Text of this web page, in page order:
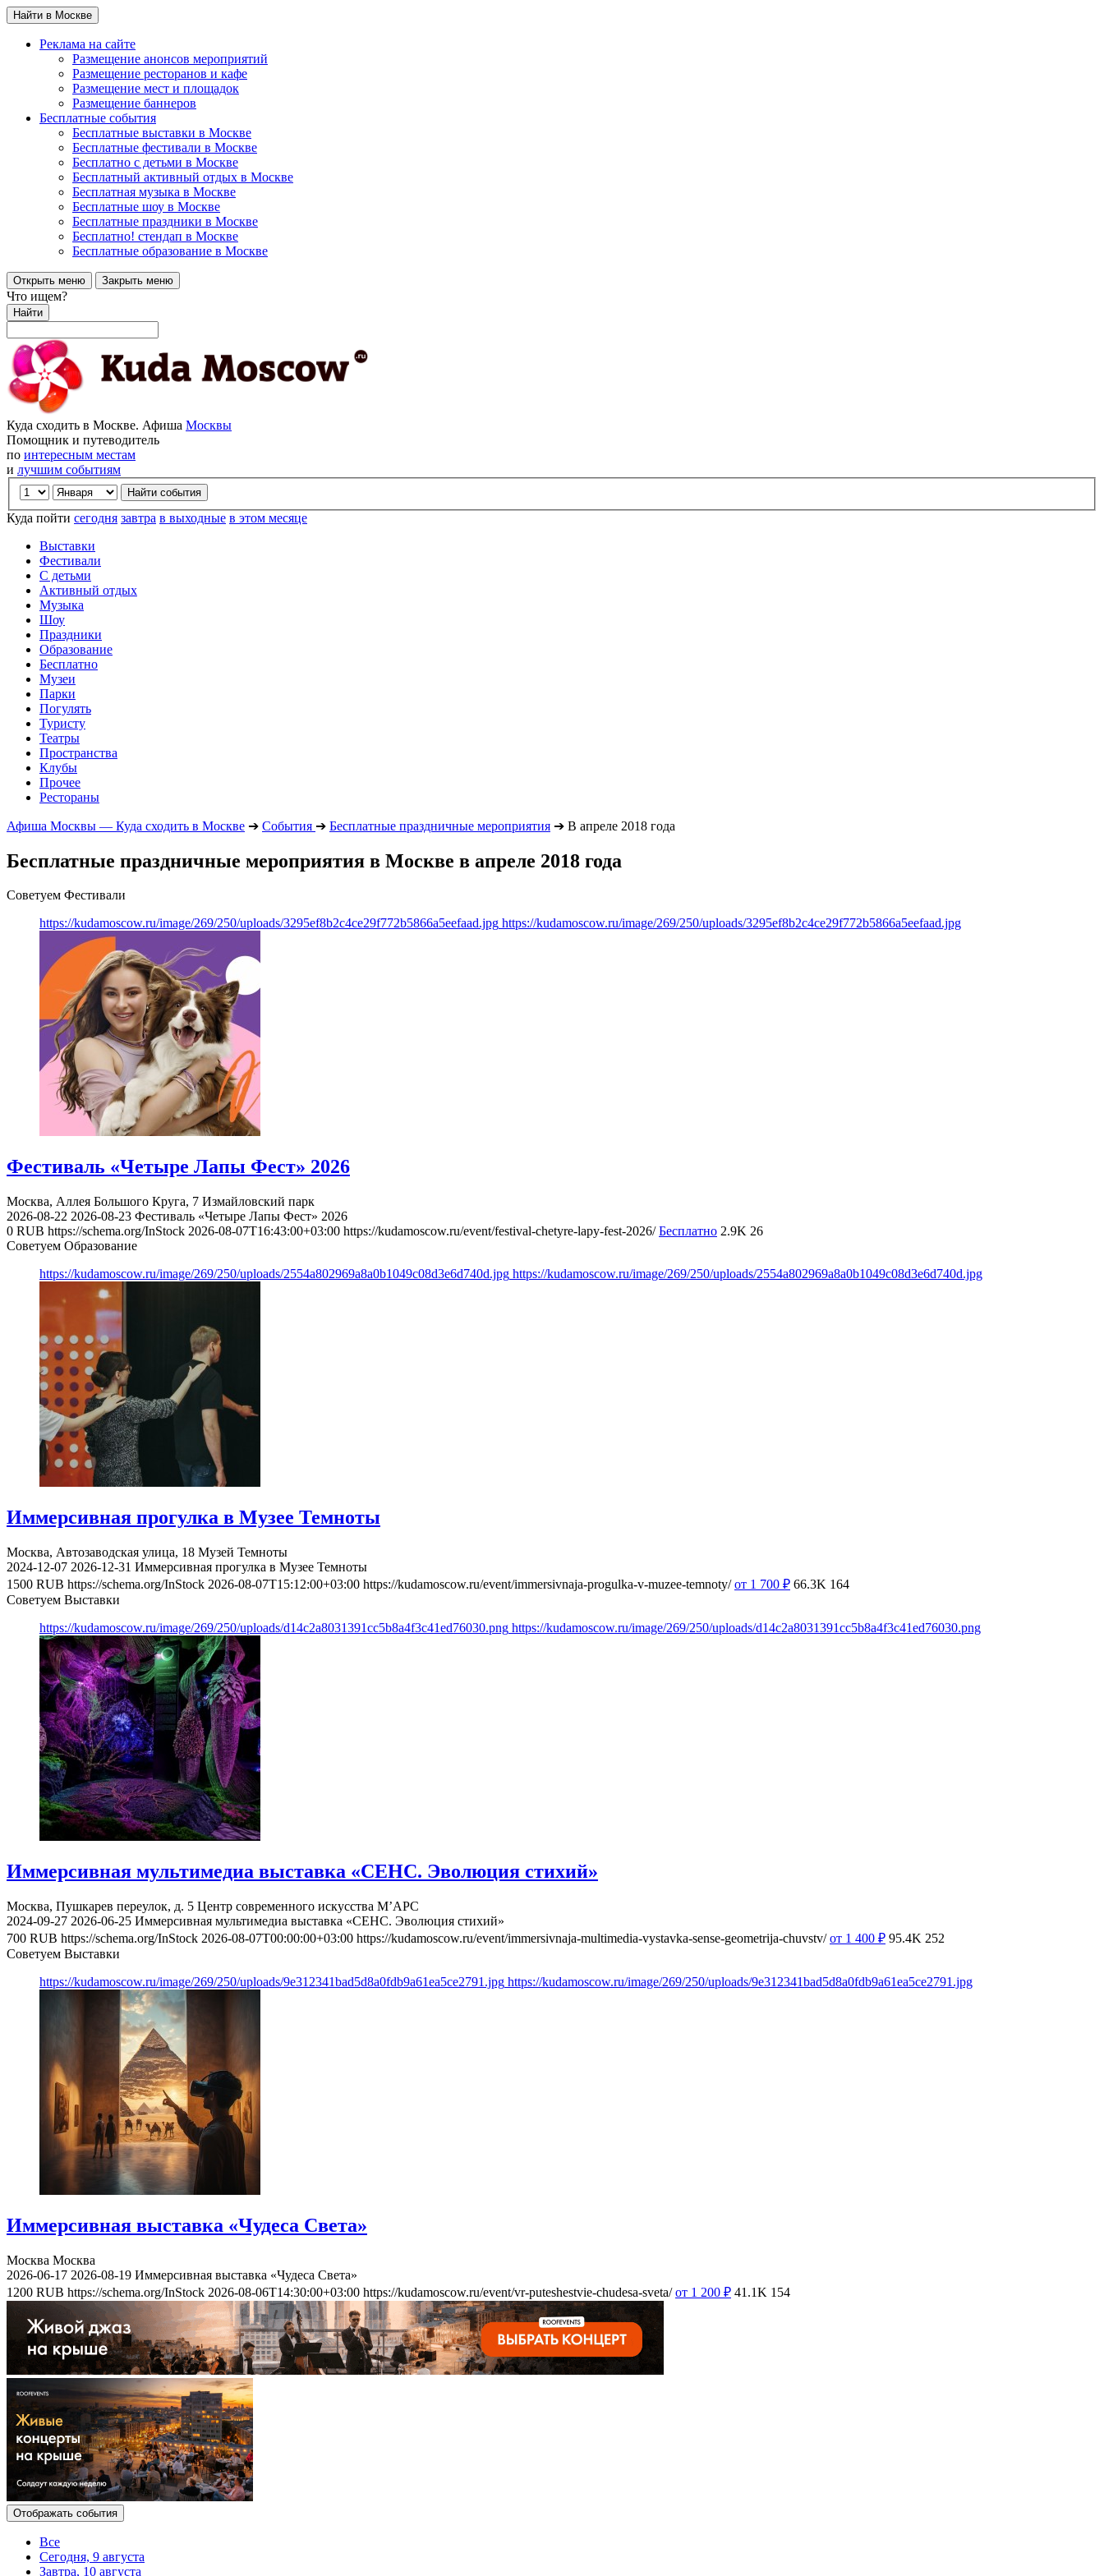
Найти в Москве
Реклама на сайте
Размещение анонсов мероприятий
Размещение ресторанов и кафе
Размещение мест и площадок
Размещение баннеров
Бесплатные события
Бесплатные выставки в Москве
Бесплатные фестивали в Москве
Бесплатно с детьми в Москве
Бесплатный активный отдых в Москве
Бесплатная музыка в Москве
Бесплатные шоу в Москве
Бесплатные праздники в Москве
Бесплатно! стендап в Москве
Бесплатные образование в Москве
Открыть меню Закрыть меню
Что ищем?
Найти
Куда сходить в Москве. Афиша Москвы
Помощник и путеводитель
по интересным местам
и лучшим событиям
Куда пойти сегодня завтра в выходные в этом месяце
Выставки
Фестивали
С детьми
Активный отдых
Музыка
Шоу
Праздники
Образование
Бесплатно
Музеи
Парки
Погулять
Туристу
Театры
Пространства
Клубы
Прочее
Рестораны
Афиша Москвы — Куда сходить в Москве ➔ События ➔ Бесплатные праздничные мероприятия ➔ В апреле 2018 года
Бесплатные праздничные мероприятия в Москве в апреле 2018 года
Советуем Фестивали
https://kudamoscow.ru/image/269/250/uploads/3295ef8b2c4ce29f772b5866a5eefaad.jpg https://kudamoscow.ru/image/269/250/uploads/3295ef8b2c4ce29f772b5866a5eefaad.jpg
Фестиваль «Четыре Лапы Фест» 2026
Москва, Аллея Большого Круга, 7 Измайловский парк
2026-08-22 2026-08-23 Фестиваль «Четыре Лапы Фест» 2026
0 RUB https://schema.org/InStock 2026-08-07T16:43:00+03:00 https://kudamoscow.ru/event/festival-chetyre-lapy-fest-2026/ Бесплатно 2.9K 26
Советуем Образование
https://kudamoscow.ru/image/269/250/uploads/2554a802969a8a0b1049c08d3e6d740d.jpg https://kudamoscow.ru/image/269/250/uploads/2554a802969a8a0b1049c08d3e6d740d.jpg
Иммерсивная прогулка в Музее Темноты
Москва, Автозаводская улица, 18 Музей Темноты
2024-12-07 2026-12-31 Иммерсивная прогулка в Музее Темноты
1500 RUB https://schema.org/InStock 2026-08-07T15:12:00+03:00 https://kudamoscow.ru/event/immersivnaja-progulka-v-muzee-temnoty/ от 1 700 ₽ 66.3K 164
Советуем Выставки
https://kudamoscow.ru/image/269/250/uploads/d14c2a8031391cc5b8a4f3c41ed76030.png https://kudamoscow.ru/image/269/250/uploads/d14c2a8031391cc5b8a4f3c41ed76030.png
Иммерсивная мультимедиа выставка «СЕНС. Эволюция стихий»
Москва, Пушкарев переулок, д. 5 Центр современного искусства М’АРС
2024-09-27 2026-06-25 Иммерсивная мультимедиа выставка «СЕНС. Эволюция стихий»
700 RUB https://schema.org/InStock 2026-08-07T00:00:00+03:00 https://kudamoscow.ru/event/immersivnaja-multimedia-vystavka-sense-geometrija-chuvstv/ от 1 400 ₽ 95.4K 252
Советуем Выставки
https://kudamoscow.ru/image/269/250/uploads/9e312341bad5d8a0fdb9a61ea5ce2791.jpg https://kudamoscow.ru/image/269/250/uploads/9e312341bad5d8a0fdb9a61ea5ce2791.jpg
Иммерсивная выставка «Чудеса Света»
Москва Москва
2026-06-17 2026-08-19 Иммерсивная выставка «Чудеса Света»
1200 RUB https://schema.org/InStock 2026-08-06T14:30:00+03:00 https://kudamoscow.ru/event/vr-puteshestvie-chudesa-sveta/ от 1 200 ₽ 41.1K 154
Отображать события
Все
Сегодня, 9 августа
Завтра, 10 августа